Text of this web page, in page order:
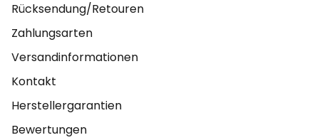
Rücksendung/Retouren
Zahlungsarten
Versandinformationen
Kontakt
Herstellergarantien
Bewertungen